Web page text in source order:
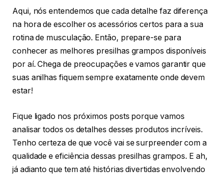
Aqui, nós entendemos que cada detalhe faz diferença
na hora de escolher os acessórios certos para a sua
rotina de musculação. Então, prepare-se para
conhecer as melhores presilhas grampos disponíveis
por aí. Chega de preocupações e vamos garantir que
suas anilhas fiquem sempre exatamente onde devem
estar!
Fique ligado nos próximos posts porque vamos
analisar todos os detalhes desses produtos incríveis.
Tenho certeza de que você vai se surpreender com a
qualidade e eficiência dessas presilhas grampos. E ah,
já adianto que tem até histórias divertidas envolvendo